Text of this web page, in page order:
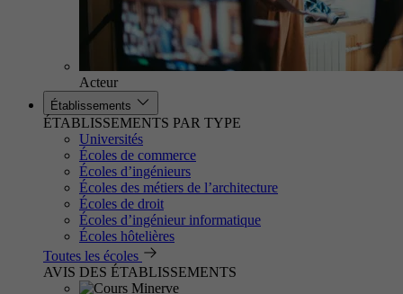
Acteur
Établissements
ÉTABLISSEMENTS PAR TYPE
Universités
Écoles de commerce
Écoles d’ingénieurs
Écoles des métiers de l’architecture
Écoles de droit
Écoles d’ingénieur informatique
Écoles hôtelières
Toutes les écoles
AVIS DES ÉTABLISSEMENTS